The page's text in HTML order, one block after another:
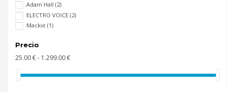
Adam Hall (2)
ELECTRO VOICE (2)
Mackie (1)
Precio
25.00 € - 1.299.00 €